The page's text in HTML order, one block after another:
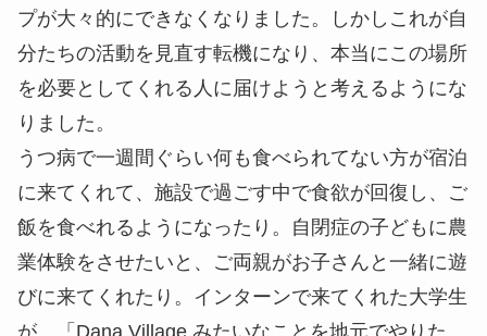
プが大々的にできなくなりました。しかしこれが自
分たちの活動を見直す転機になり、本当にこの場所
を必要としてくれる人に届けようと考えるようにな
りました。
うつ病で一週間ぐらい何も食べられてない方が宿泊
に来てくれて、施設で過ごす中で食欲が回復し、ご
飯を食べれるようになったり。自閉症の子どもに農
業体験をさせたいと、ご両親がお子さんと一緒に遊
びに来てくれたり。インターンで来てくれた大学生
が、「Dana Village みたいなことを地元でやりた